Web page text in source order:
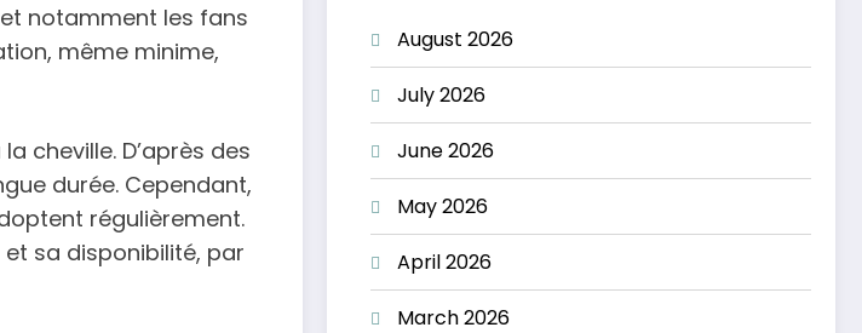
notamment les fans
même minime,
cheville. D’après des
durée. Cependant,
régulièrement.
sa disponibilité, par
August 2026
July 2026
June 2026
May 2026
April 2026
March 2026